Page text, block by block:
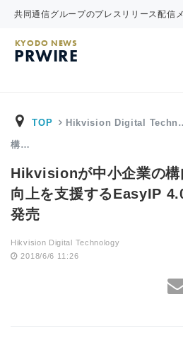
共同通信グループのプレスリリース配信
KYODO NEWS
PRWIRE
TOP Hikvision Digital
構…
Hikvisionが中小企業の構
向上を支援するEasyIP
発売
Hikvision Digital Technology
2018/6/6 11:26